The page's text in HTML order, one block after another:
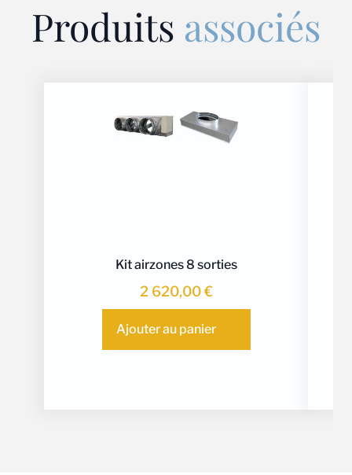
Produits associés
Kit airzones 8 sorties
2 620,00€
Ajouter au panier